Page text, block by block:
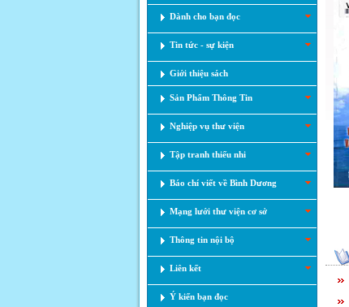
Dành cho bạn đọc
Tin tức - sự kiện
Giới thiệu sách
Sản Phẩm Thông Tin
Nghiệp vụ thư viện
Tập tranh thiếu nhi
Báo chí viết về Bình Dương
Mạng lưới thư viện cơ sở
Thông tin nội bộ
Liên kết
Ý kiến bạn đọc